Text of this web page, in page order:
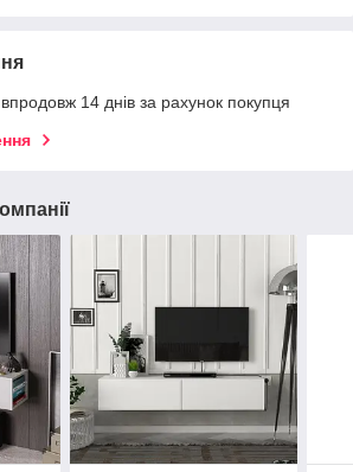
14 днів за рахунок покупця